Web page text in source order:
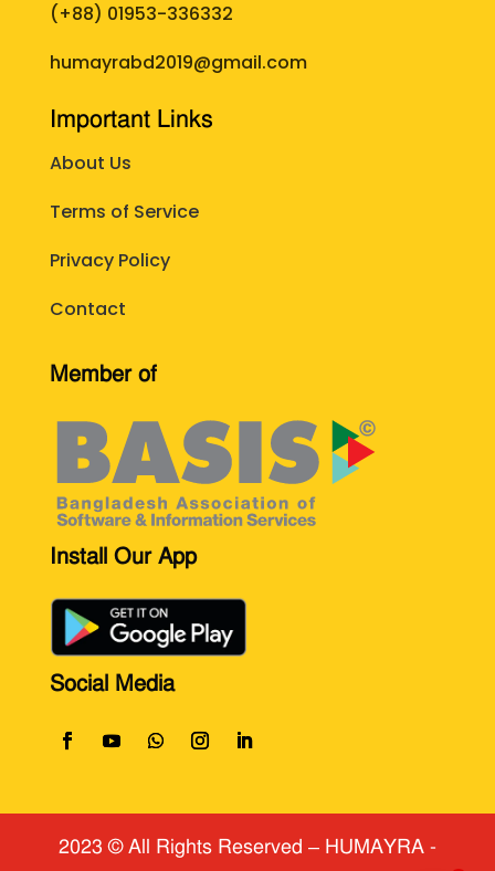
(+88) 01953-336332
humayrabd2019@gmail.com
Important Links
About Us
Terms of Service
Privacy Policy
Contact
Member of
Install Our App
Social Media
2023 © All Rights Reserved ​ – HUMAYRA -